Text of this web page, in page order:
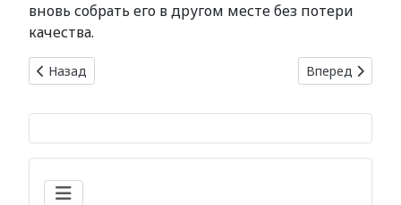
вновь собрать его в другом месте без потери
качества.
Предыдущий: Пустотный стиль оформления жилища
Назад Следующий:
Вперед